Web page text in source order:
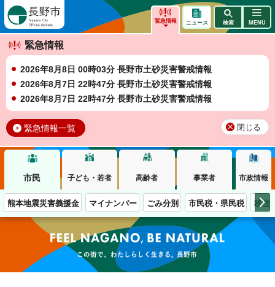
緊急情報
緊急情報
2026年8月8日 00時03分 長野市土砂災害警戒情報
2026年8月7日 22時47分 長野市土砂災害警戒情報
2026年8月7日 22時47分 長野市土砂災害警戒情報
緊急情報一覧 閉じる
ニュース 検索 MENU
市民 子ども・若者 高齢者 事業者 市政情報
熊本地震災害義援金 マイナンバー ごみ分別 市民税・県民税 移住
この街で、わたしらしく生きる。長野市